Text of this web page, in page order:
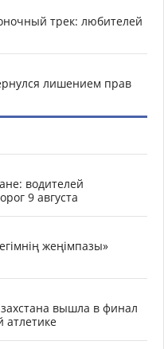
трек: любителей
лишением прав
водителей
9 августа
жеңімпазы»
вышла в финал
атлетике